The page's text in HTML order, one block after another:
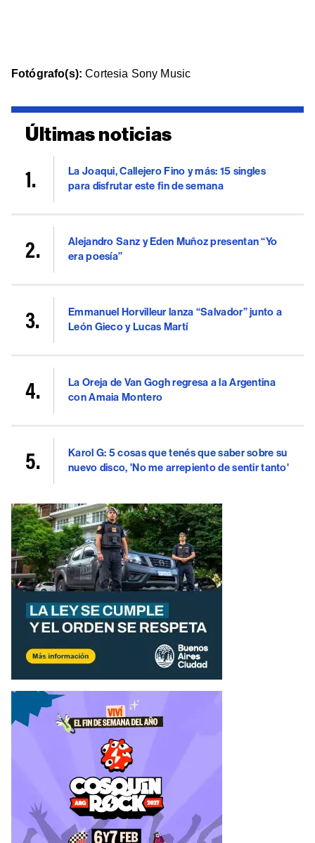
Fotógrafo(s):Cortesia Sony Music
Últimas noticias
La Joaqui, Callejero Fino y más: 15 singles
para disfrutar este fin de semana
Alejandro Sanz y Eden Muñoz presentan “Yo
era poesía”
Emmanuel Horvilleur lanza “Salvador” junto a
León Gieco y Lucas Martí
La Oreja de Van Gogh regresa a la Argentina
con Amaia Montero
Karol G: 5 cosas que tenés que saber sobre su
nuevo disco, 'No me arrepiento de sentir tanto'